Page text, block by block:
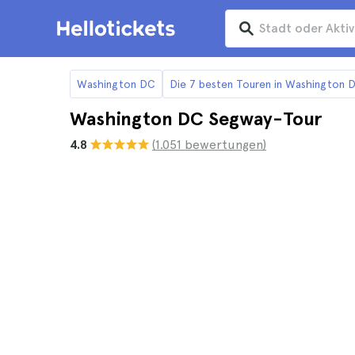
Washington DC Die 7 besten Touren in Washington
Washington DC Segway-Tour
4.8 (1.051 bewertungen)